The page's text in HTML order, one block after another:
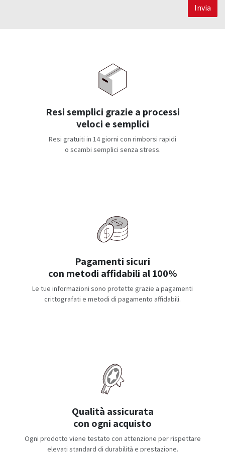
Invia
Resi semplici grazie a processi
veloci e semplici
Resi gratuiti in 14 giorni con rimborsi rapidi
o scambi semplici senza stress.
Pagamenti sicuri
con metodi affidabili al 100%
Le tue informazioni sono protette grazie a pagamenti
crittografati e metodi di pagamento affidabili.
Qualità assicurata
con ogni acquisto
Ogni prodotto viene testato con attenzione per rispettare
elevati standard di durabilità e prestazione.